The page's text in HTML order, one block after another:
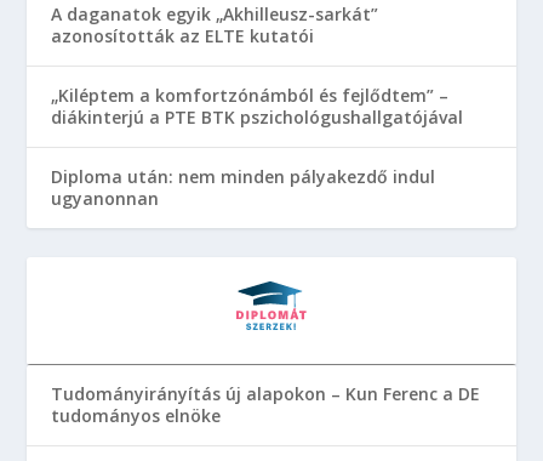
A daganatok egyik „Akhilleusz-sarkát”
azonosították az ELTE kutatói
„Kiléptem a komfortzónámból és fejlődtem” –
diákinterjú a PTE BTK pszichológushallgatójával
Diploma után: nem minden pályakezdő indul
ugyanonnan
Tudományirányítás új alapokon – Kun Ferenc a DE
tudományos elnöke